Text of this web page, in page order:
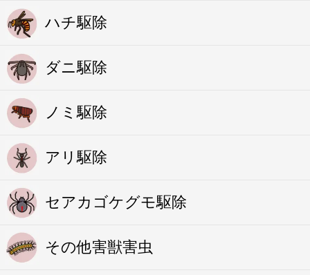
ハチ駆除
ダニ駆除
ノミ駆除
アリ駆除
セアカゴケグモ駆除
その他害獣害虫